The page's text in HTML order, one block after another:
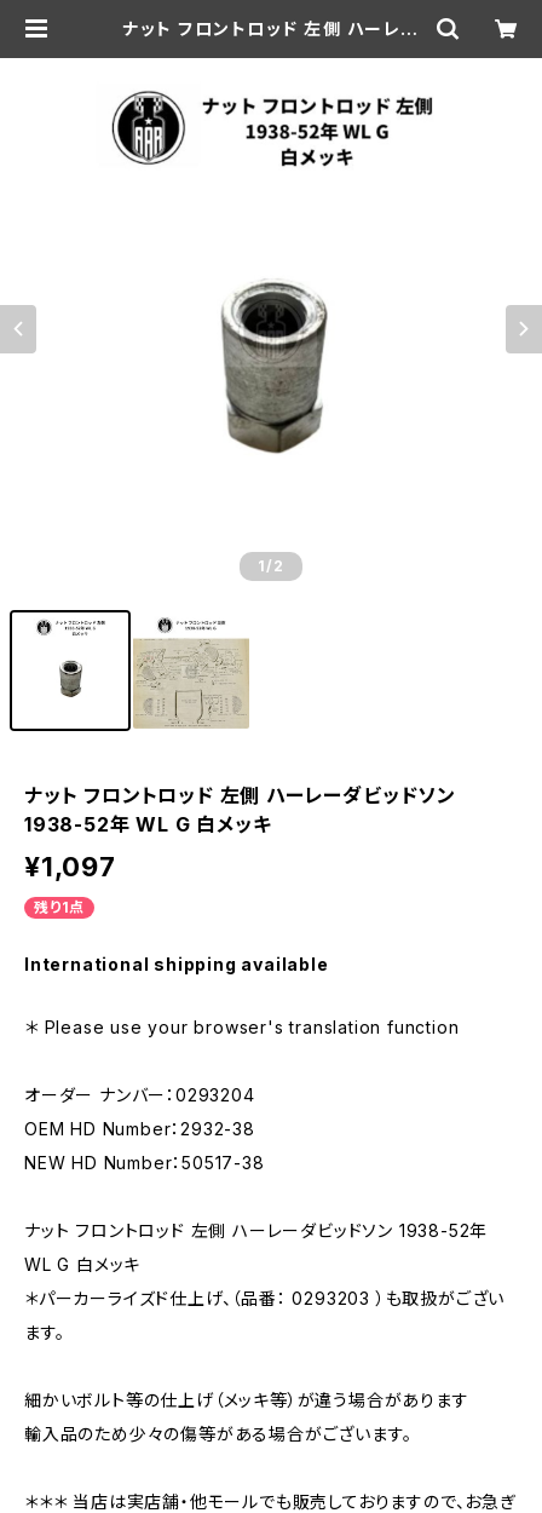
ナット フロントロッド 左側 ハーレー
1 /2
ナット フロントロッド 左側 ハーレーダビッドソン
1938-52年 WL G 白メッキ
¥1,097
残り1点
International shipping available
＊ Please use your browser's translation function
オーダー ナンバー：0293204
OEM HD Number：2932-38
NEW HD Number：50517-38
ナット フロントロッド 左側 ハーレーダビッドソン 1938-52年
WL G 白メッキ
＊パーカーライズド仕上げ、（品番： 0293203 ）も取扱がござい
ます。
細かいボルト等の仕上げ（メッキ等）が違う場合があります
輸入品のため少々の傷等がある場合がございます。
＊＊＊ 当店は実店舗・他モールでも販売しておりますので、お急ぎ